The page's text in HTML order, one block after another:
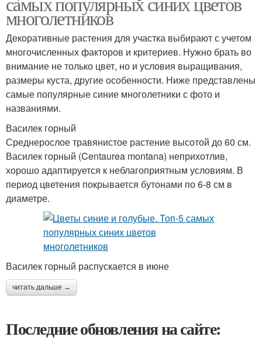
многолетников
Декоративные растения для участка выбирают с учетом
многочисленных факторов и критериев. Нужно брать во
внимание не только цвет, но и условия выращивания,
размеры куста, другие особенности. Ниже представлены
самые популярные синие многолетники с фото и
названиями.
Василек горный
Среднерослое травянистое растение высотой до 60 см.
Василек горный (Centaurea montana) неприхотлив,
хорошо адаптируется к неблагоприятным условиям. В
период цветения покрывается бутонами по 6-8 см в
диаметре.
Василек горный распускается в июне
читать дальше →
Последние обновления на сайте: